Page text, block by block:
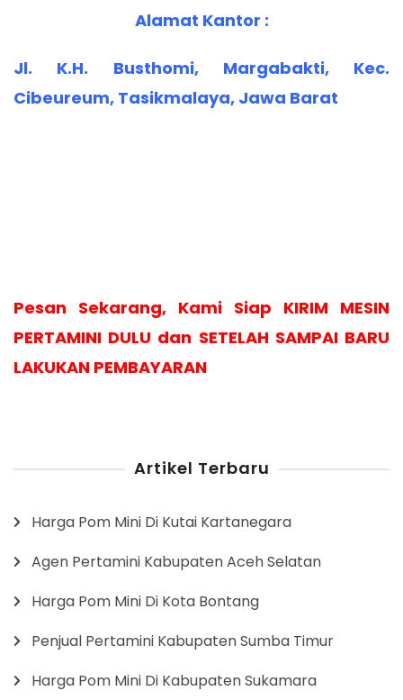
Alamat Kantor :
Jl. K.H. Busthomi, Margabakti, Kec.
Cibeureum, Tasikmalaya, Jawa Barat
Pesan Sekarang, Kami Siap KIRIM MESIN
PERTAMINI DULU dan SETELAH SAMPAI BARU
LAKUKAN PEMBAYARAN
Artikel Terbaru
Harga Pom Mini Di Kutai Kartanegara
Agen Pertamini Kabupaten Aceh Selatan
Harga Pom Mini Di Kota Bontang
Penjual Pertamini Kabupaten Sumba Timur
Harga Pom Mini Di Kabupaten Sukamara